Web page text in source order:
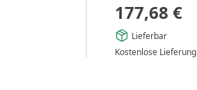
177,68 €
Lieferbar
Kostenlose Lieferung